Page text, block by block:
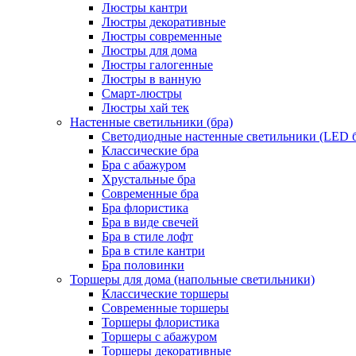
Люстры кантри
Люстры декоративные
Люстры современные
Люстры для дома
Люстры галогенные
Люстры в ванную
Смарт-люстры
Люстры хай тек
Настенные светильники (бра)
Светодиодные настенные светильники (LED
Классические бра
Бра с абажуром
Хрустальные бра
Современные бра
Бра флористика
Бра в виде свечей
Бра в стиле лофт
Бра в стиле кантри
Бра половинки
Торшеры для дома (напольные светильники)
Классические торшеры
Современные торшеры
Торшеры флористика
Торшеры с абажуром
Торшеры декоративные